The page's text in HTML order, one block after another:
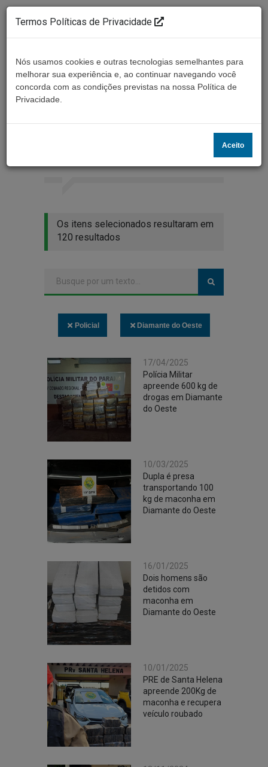
Resultados da busca
Buscar
Os itens selecionados resultaram em
120 resultados
Policial Diamante do Oeste
17/04/2025
Polícia Militar
apreende 600 kg de
drogas em Diamante
do Oeste
10/03/2025
Dupla é presa
transportando 100
kg de maconha em
Diamante do Oeste
16/01/2025
Dois homens são
detidos com
maconha em
Diamante do Oeste
10/01/2025
PRE de Santa Helena
apreende 200Kg de
maconha e recupera
veículo roubado
Termos Políticas de Privacidade
Nós usamos cookies e outras tecnologias semelhantes para
melhorar sua experiência e, ao continuar navegando você
concorda com as condições previstas na nossa Política de
Privacidade.
Aceito